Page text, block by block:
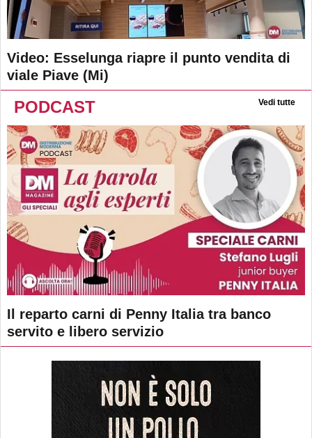
Video: Esselunga riapre il punto vendita di
viale Piave (Mi)
PODCAST Vedi tutte
Il reparto carni di Penny Italia tra banco
servito e libero servizio